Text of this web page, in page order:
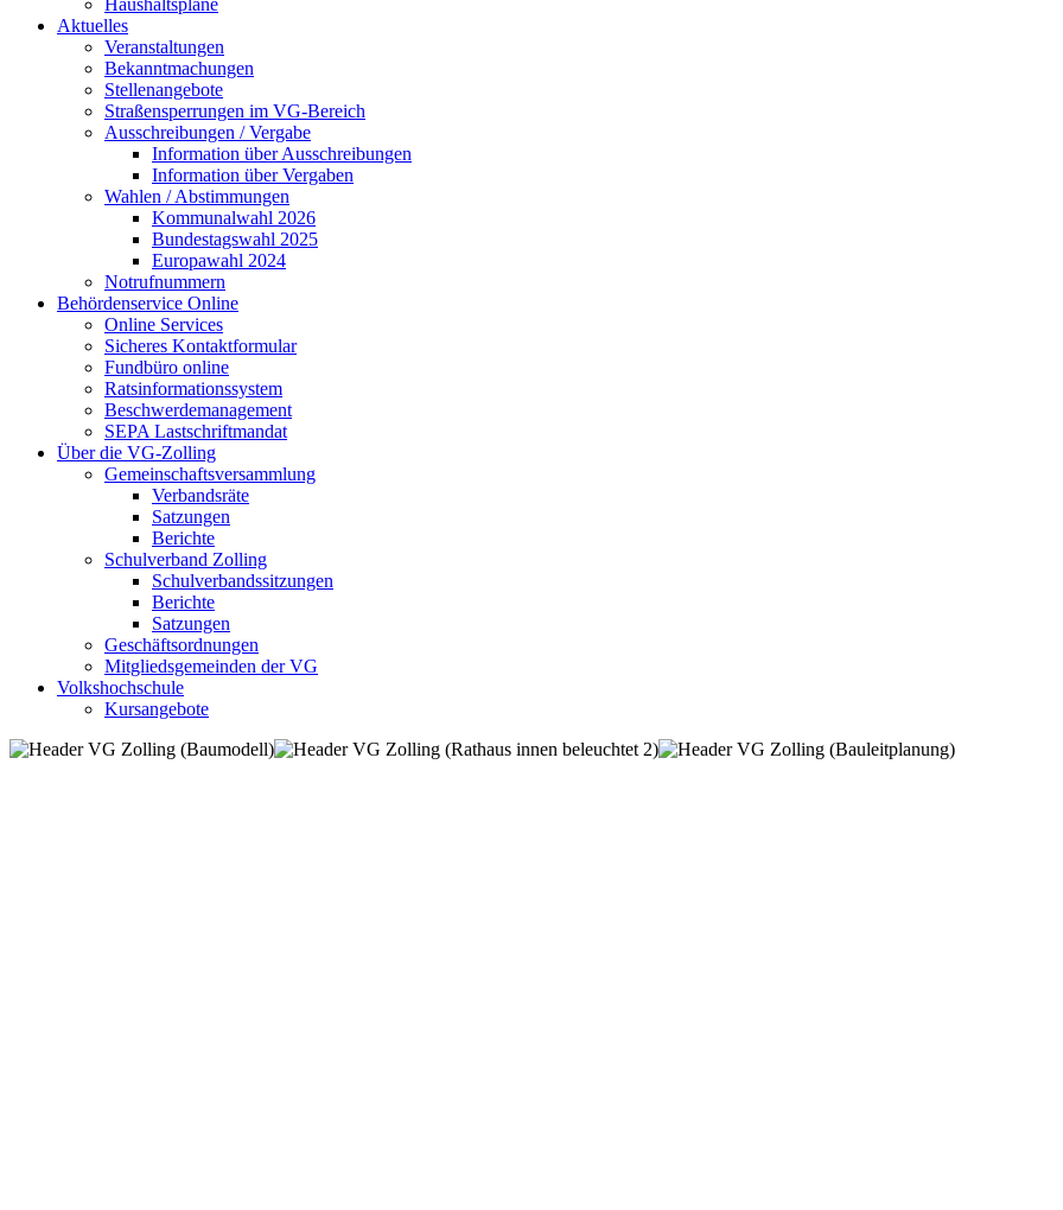
Haushaltspläne
Aktuelles
Veranstaltungen
Bekanntmachungen
Stellenangebote
Straßensperrungen im VG-Bereich
Ausschreibungen / Vergabe
Information über Ausschreibungen
Information über Vergaben
Wahlen / Abstimmungen
Kommunalwahl 2026
Bundestagswahl 2025
Europawahl 2024
Notrufnummern
Behördenservice Online
Online Services
Sicheres Kontaktformular
Fundbüro online
Ratsinformationssystem
Beschwerdemanagement
SEPA Lastschriftmandat
Über die VG-Zolling
Gemeinschaftsversammlung
Verbandsräte
Satzungen
Berichte
Schulverband Zolling
Schulverbandssitzungen
Berichte
Satzungen
Geschäftsordnungen
Mitgliedsgemeinden der VG
Volkshochschule
Kursangebote